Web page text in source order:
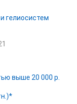
выше 20 000 р.